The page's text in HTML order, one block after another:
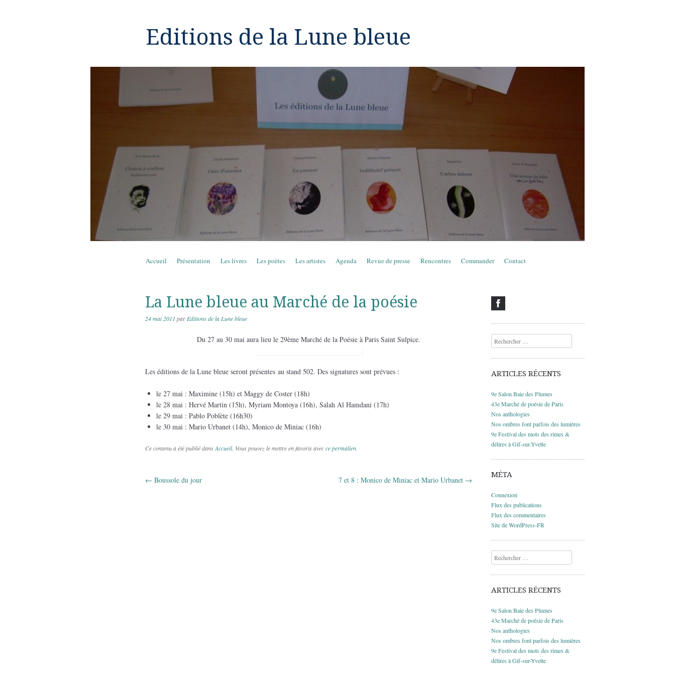
Editions de la Lune bleue
Menu
Aller au contenu
Accueil Présentation Les livres Les poètes Les artistes Agenda Revue de presse Rencontres Commander Contact
La Lune bleue au Marché de la poésie
24 mai 2011 par Editions de la Lune bleue
Du 27 au 30 mai aura lieu le 29ème Marché de la Poésie à Paris Saint Sulpice.
Les éditions de la Lune bleue seront présentes au stand 502. Des signatures sont prévues :
le 27 mai : Maximine (15h) et Maggy de Coster (18h)
le 28 mai : Hervé Martin (15h), Myriam Montoya (16h), Salah Al Hamdani (17h)
le 29 mai : Pablo Poblète (16h30)
le 30 mai : Mario Urbanet (14h), Monico de Miniac (16h)
Ce contenu a été publié dansAccueil. Vous pouvez le mettre en favoris avecce permalien.
Navigation des articles
← Boussole du jour 7 et 8 : Monico de Miniac et Mario Urbanet →
Recherche
ARTICLES RÉCENTS
9e Salon Baie des Plumes
43e Marché de poésie de Paris
Nos anthologies
Nos ombres font parfois des lumières
9e Festival des mots des rimes &
délires à Gif-sur-Yvette
MÉTA
Connexion
Flux des publications
Flux des commentaires
Site de WordPress-FR
Recherche
ARTICLES RÉCENTS
9e Salon Baie des Plumes
43e Marché de poésie de Paris
Nos anthologies
Nos ombres font parfois des lumières
9e Festival des mots des rimes &
délires à Gif-sur-Yvette